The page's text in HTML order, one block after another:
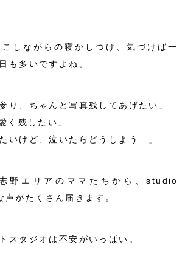
しながらの寝かしつけ、気づけば一
も多いですよね。
り、ちゃんと写真残してあげたい」
く残したい」
いけど、泣いたらどうしよう…」
野エリアのママたちから、studio
がたくさん届きます。
スタジオは不安がいっぱい。